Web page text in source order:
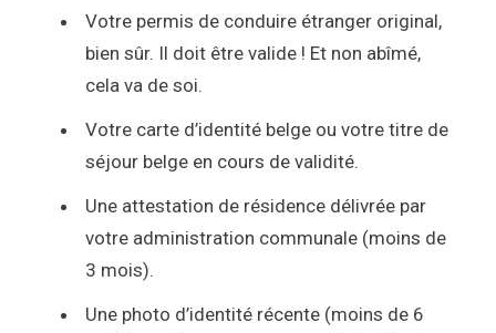
Votre permis de conduire étranger original,
bien sûr. Il doit être valide ! Et non abîmé,
cela va de soi.
Votre carte d’identité belge ou votre titre de
séjour belge en cours de validité.
Une attestation de résidence délivrée par
votre administration communale (moins de
3 mois).
Une photo d’identité récente (moins de 6